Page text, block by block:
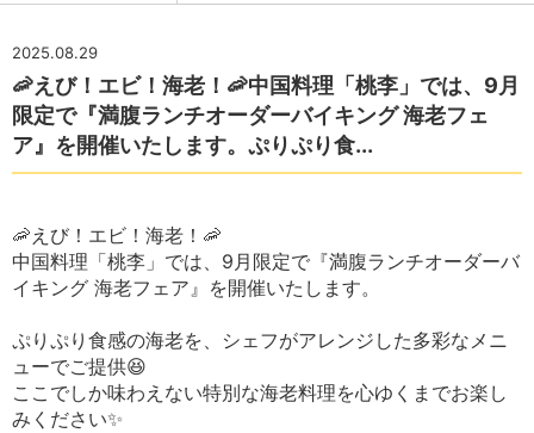
2025.08.29
🦐えび！エビ！海老！🦐中国料理「桃李」では、9月
限定で『満腹ランチオーダーバイキング 海老フェ
ア』を開催いたします。ぷりぷり食...
🦐えび！エビ！海老！🦐
中国料理「桃李」では、9月限定で『満腹ランチオーダーバ
イキング 海老フェア』を開催いたします。
ぷりぷり食感の海老を、シェフがアレンジした多彩なメニ
ューでご提供😆
ここでしか味わえない特別な海老料理を心ゆくまでお楽し
みください✨